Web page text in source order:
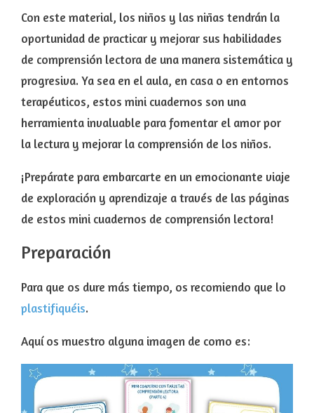
Con este material, los niños y las niñas tendrán la
oportunidad de practicar y mejorar sus habilidades
de comprensión lectora de una manera sistemática y
progresiva. Ya sea en el aula, en casa o en entornos
terapéuticos, estos mini cuadernos son una
herramienta invaluable para fomentar el amor por
la lectura y mejorar la comprensión de los niños.
¡Prepárate para embarcarte en un emocionante viaje
de exploración y aprendizaje a través de las páginas
de estos mini cuadernos de comprensión lectora!
Preparación
Para que os dure más tiempo, os recomiendo que lo
plastifiquéis.
Aquí os muestro alguna imagen de como es: